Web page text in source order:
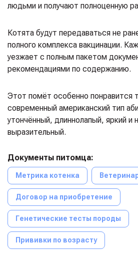
людьми и получают полноценную
Котята будут передаваться не
полного комплекса вакцинации.
уезжает с полным пакетом
рекомендациями по содержанию.
Этот помёт особенно понравится
современный американский тип
утончённый, длиннолапый, яркий и
выразительный.
Документы питомца:
Метрика котенка
Договор на приобретение
Генетические тесты породы
Прививки по возрасту